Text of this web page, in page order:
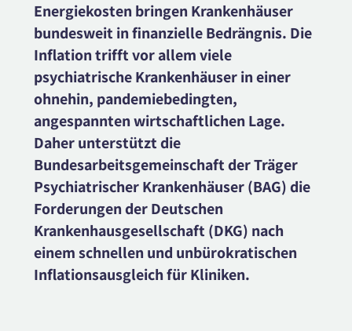
Energiekosten bringen Krankenhäuser
bundesweit in finanzielle Bedrängnis. Die
Inflation trifft vor allem viele
psychiatrische Krankenhäuser in einer
ohnehin, pandemiebedingten,
angespannten wirtschaftlichen Lage.
Daher unterstützt die
Bundesarbeitsgemeinschaft der Träger
Psychiatrischer Krankenhäuser (BAG) die
Forderungen der Deutschen
Krankenhausgesellschaft (DKG) nach
einem schnellen und unbürokratischen
Inflationsausgleich für Kliniken.